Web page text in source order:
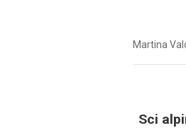
Martina
Sci